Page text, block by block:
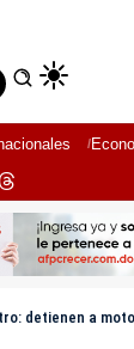
a motorista sospechoso por